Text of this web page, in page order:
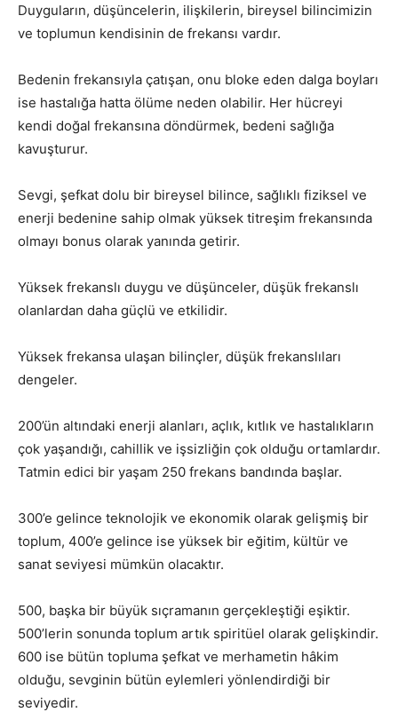
Duyguların, düşüncelerin, ilişkilerin, bireysel bilincimizin
ve toplumun kendisinin de frekansı vardır.
Bedenin frekansıyla çatışan, onu bloke eden dalga boyları
ise hastalığa hatta ölüme neden olabilir. Her hücreyi
kendi doğal frekansına döndürmek, bedeni sağlığa
kavuşturur.
Sevgi, şefkat dolu bir bireysel bilince, sağlıklı fiziksel ve
enerji bedenine sahip olmak yüksek titreşim frekansında
olmayı bonus olarak yanında getirir.
Yüksek frekanslı duygu ve düşünceler, düşük frekanslı
olanlardan daha güçlü ve etkilidir.
Yüksek frekansa ulaşan bilinçler, düşük frekanslıları
dengeler.
200’ün altındaki enerji alanları, açlık, kıtlık ve hastalıkların
çok yaşandığı, cahillik ve işsizliğin çok olduğu ortamlardır.
Tatmin edici bir yaşam 250 frekans bandında başlar.
300’e gelince teknolojik ve ekonomik olarak gelişmiş bir
toplum, 400’e gelince ise yüksek bir eğitim, kültür ve
sanat seviyesi mümkün olacaktır.
500, başka bir büyük sıçramanın gerçekleştiği eşiktir.
500’lerin sonunda toplum artık spiritüel olarak gelişkindir.
600 ise bütün topluma şefkat ve merhametin hâkim
olduğu, sevginin bütün eylemleri yönlendirdiği bir
seviyedir.